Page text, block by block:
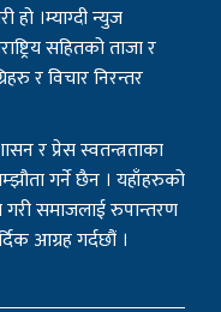
हो ।म्याग्दी न्युज
सहितको ताजा र
र विचार निरन्तर
र प्रेस स्वतन्त्रताका
गर्ने छैन । यहाँहरुको
गरी समाजलाई रुपान्तरण
आग्रह गर्दछौं ।